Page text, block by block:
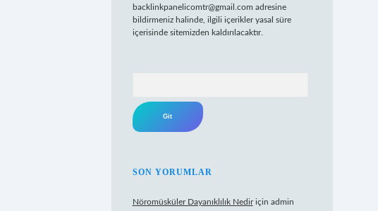
backlinkpanelicomtr@gmail.com adresine
bildirmeniz halinde, ilgili içerikler yasal süre
içerisinde sitemizden kaldırılacaktır.
SON YORUMLAR
Nöromüsküler Dayanıklılık Nediriçin admin